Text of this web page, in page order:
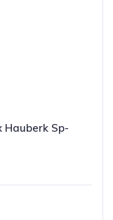
Hauberk Sp-